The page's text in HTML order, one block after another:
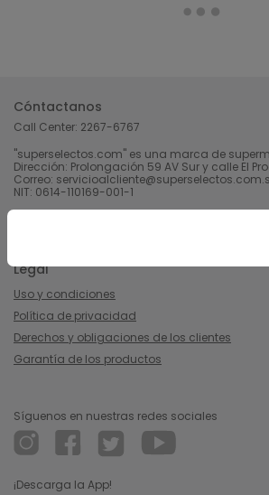
Cóntactanos
Call Center: 2267-6767
"superselectos.com" es una marca de
Dirección: Prolongación 59 AV Sur y calle El
Correo:
NIT: 0614-110169-001-1
Legal
Uso y condiciones
Política de privacidad
Derechos y obligaciones de los clientes
Garantía de los productos
Síguenos en nuestras redes sociales
¡Descarga la App!